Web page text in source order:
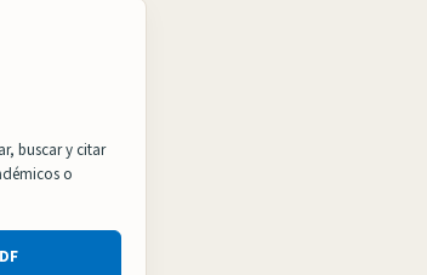
buscar y citar
o